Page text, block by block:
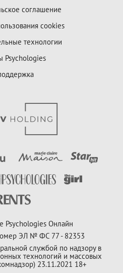
соглашение
cookies
технологии
Psychologies
Psychologies Онлайн
ЭЛ № ФС 77 - 82353
службой по надзору в
технологий и массовых
23.11.2021 18+